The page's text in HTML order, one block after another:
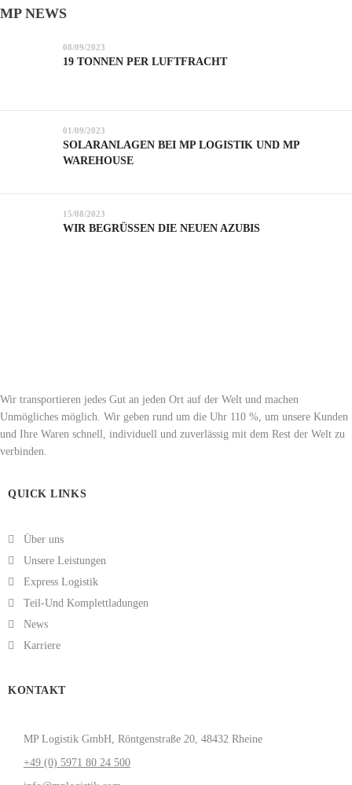
MP NEWS
08/09/2023
19 TONNEN PER LUFTFRACHT
01/09/2023
SOLARANLAGEN BEI MP LOGISTIK UND MP
WAREHOUSE
15/08/2023
WIR BEGRÜSSEN DIE NEUEN AZUBIS
Wir transportieren jedes Gut an jeden Ort auf der Welt und machen
Unmögliches möglich. Wir geben rund um die Uhr 110 %, um unsere Kunden
und Ihre Waren schnell, individuell und zuverlässig mit dem Rest der Welt zu
verbinden.
QUICK LINKS
Über uns
Unsere Leistungen
Express Logistik
Teil-Und Komplettladungen
News
Karriere
KONTAKT
MP Logistik GmbH, Röntgenstraße 20, 48432 Rheine
+49 (0) 5971 80 24 500